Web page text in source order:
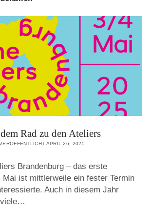
Rad zu den Ateliers
APRIL 26, 2025
Brandenburg – das erste
Mai ist mittlerweile ein fester Termin
Auch in diesem Jahr
viele…